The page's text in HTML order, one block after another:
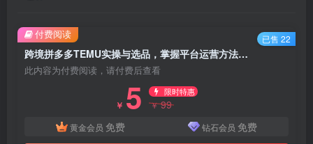
跨境拼多多TEMU实操与选品，​掌握平台运营方法技巧，选品避坑12条标准，爆款的底层思路等
此内容为付费阅读，请付费后查看
￥ 5 限时特惠
￥99
黄金会员 免费 钻石会员 免费
付费阅读 已售 22